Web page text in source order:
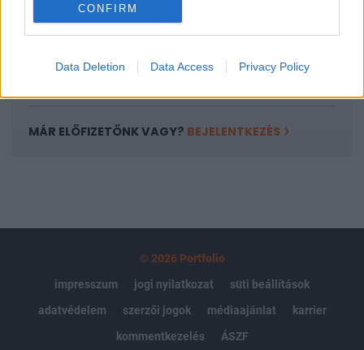
CONFIRM
Data Deletion Data Access Privacy Policy
Kötéslisták: BÉT elmúlt 2 év napon belüli
kötéslistái
Előfizetés
MÁR ELŐFIZETŐNK VAGY? BEJELENTKEZÉS
© 2026 Portfolio
impresszum
jogi nyilatkozat
süti beállítások
adatvédelem
szerzői jogok médiaajánlat
karrier
kommentkezelés
ÁSZF